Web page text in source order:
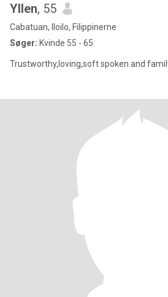
Yllen, 55
Cabatuan, Iloilo, Filippinerne
Søger: Kvinde 55 - 65
Trustworthy,loving,soft spoken and